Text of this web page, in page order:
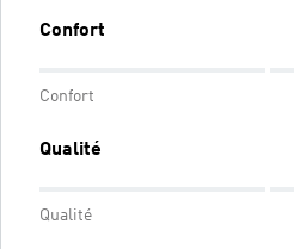
Confort
Confort
Qualité
Qualité